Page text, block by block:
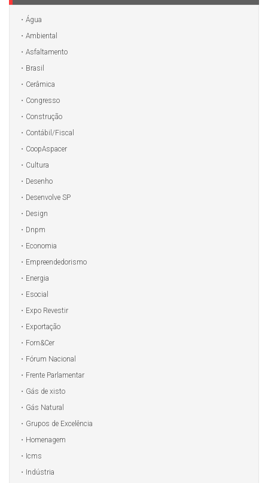
Água
Ambiental
Asfaltamento
Brasil
Cerâmica
Congresso
Construção
Contábil/Fiscal
CoopAspacer
Cultura
Desenho
Desenvolve SP
Design
Dnpm
Economia
Empreendedorismo
Energia
Esocial
Expo Revestir
Exportação
Forn&Cer
Fórum Nacional
Frente Parlamentar
Gás de xisto
Gás Natural
Grupos de Excelência
Homenagem
Icms
Indústria